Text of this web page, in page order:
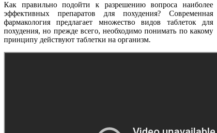
Как правильно подойти к разрешению вопроса наиболее
эффективных препаратов для похудения? Современная
фармакология предлагает множество видов таблеток для
похудения, но прежде всего, необходимо понимать по какому
принципу действуют таблетки на организм.